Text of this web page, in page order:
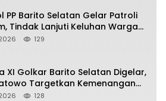
PP Barito Selatan Gelar Patroli
Tindak Lanjuti Keluhan Warga
Liar dan Remaja Nongkrong
129
XI Golkar Barito Selatan Digelar,
Targetkan Kemenangan
pada Pemilu Mendatang
128